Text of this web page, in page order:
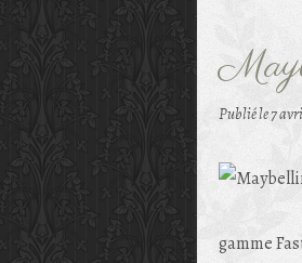
Publié le7
gamme